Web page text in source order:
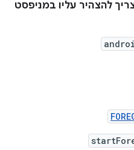
להצהיר עליו במניפסט